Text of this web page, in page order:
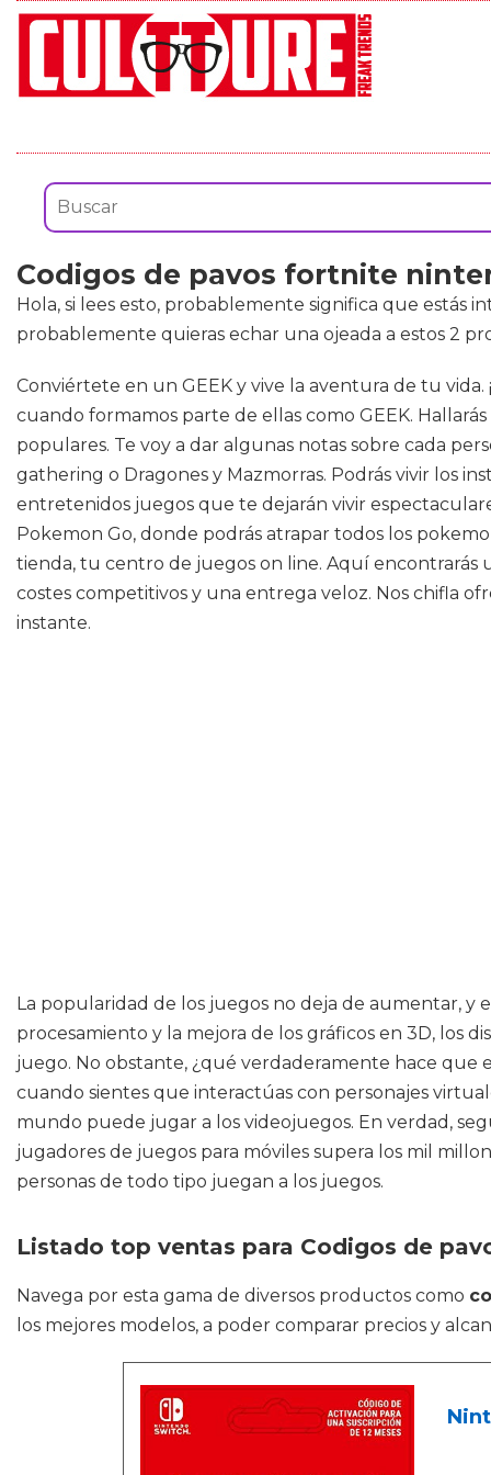
Codigos de pavos fortnite
Hola, si lees esto, probablemente significa que estás
probablemente quieras echar una ojeada a estos 2
Conviértete en un GEEK y vive la aventura de tu
cuando formamos parte de ellas como GEEK.
populares. Te voy a dar algunas notas sobre cada
gathering o Dragones y Mazmorras. Podrás vivir los
entretenidos juegos que te dejarán vivir
Pokemon Go, donde podrás atrapar todos los
tienda, tu centro de juegos on line. Aquí encontrarás
costes competitivos y una entrega veloz. Nos chifla
instante.
La popularidad de los juegos no deja de aumentar, y
procesamiento y la mejora de los gráficos en 3D, los
juego. No obstante, ¿qué verdaderamente hace que
cuando sientes que interactúas con personajes
mundo puede jugar a los videojuegos. En verdad,
jugadores de juegos para móviles supera los mil
personas de todo tipo juegan a los juegos.
Listado top ventas para Codigos de
Navega por esta gama de diversos productos como
los mejores modelos, a poder comparar precios y